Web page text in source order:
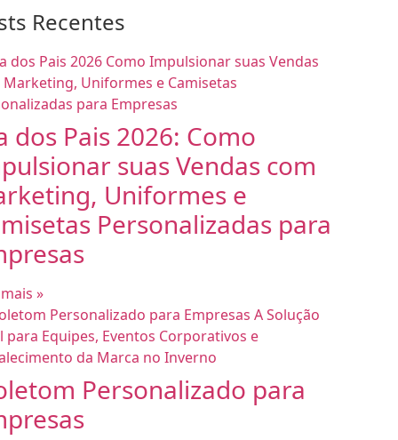
Recentes
dos Pais 2026: Como
suas Vendas com
Uniformes e
Personalizadas para
»
Personalizado para